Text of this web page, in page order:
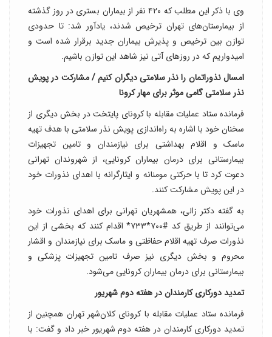
وی با ذکر این مطلب که ۴۲۰ نفر از بیماران بستری در روز گذشته
از بیمارستان‌های تهران ترخیص شدند، یادآور شد: تا حدودی
توازن بین ترخیص و پذیرش بیماران جدید برقرار شده است و
امیدواریم که در روز‌های آتی نیز شاهد این توازن باشیم.
امسال نذوراتمان را نذر سلامتی دیگران کنیم / مشارکت در پویش
نذر سلامتی گامی موثر برای مهار کرونا
فرمانده ستاد عملیات مقابله با کرونای پایتخت در بخش دیگری از
سخنان خود با اشاره به راه‌اندازی پویش نذر سلامتی با هدف تهیه
ماسک و اقلام بهداشتی برای نیازمندان و تامین تجهیزات
بیمارستانی برای درمان بیماران کرونایی، از شهروندان تهرانی
دعوت کرد تا با حرکتی مومنانه و ایثارگرانه با اهدای نذورات خود
در این پویش مشارکت کنند.
به گفته دکتر زالی، همشهریان تهرانی برای اهدای نذورات خود
می‌توانند از طریق کد #۷۰۰*۷۳۳* اقدام کنند که بخشی از این
نذورات صرف تهیه اقلام حفاظتی و ماسک برای نیازمندان و اقشار
محروم و بخش دیگری نیز صرف تامین تجهیزات پزشکی و
بیمارستانی برای درمان بیماران کرونایی می‌شود.
تمدید دورکاری کارمندان در هفته دوم شهریور
فرمانده ستاد عملیات مقابله با کرونای کلان‌شهر تهران همچنین از
تمدید دورکاری کارمندان در هفته دوم شهریور خبر داد و گفت: با